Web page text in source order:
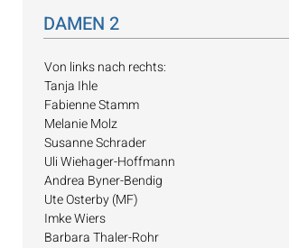
DAMEN 2
Von links nach rechts:
Tanja Ihle
Fabienne Stamm
Melanie Molz
Susanne Schrader
Uli Wiehager-Hoffmann
Andrea Byner-Bendig
Ute Osterby (MF)
Imke Wiers
Barbara Thaler-Rohr